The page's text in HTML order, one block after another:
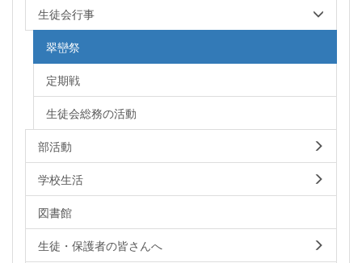
生徒会行事
翠巒祭
定期戦
生徒会総務の活動
部活動
学校生活
図書館
生徒・保護者の皆さんへ